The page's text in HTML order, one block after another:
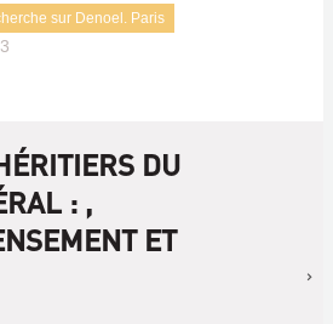
sur Denoel. Paris
DU
: ,
ET